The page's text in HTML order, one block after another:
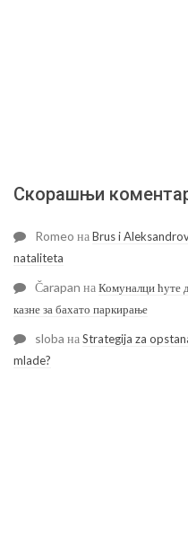
Скорашњи
Romeo наBrus i
nataliteta
Čarapan наКомуналци ћуте
казне за бахато паркирање
sloba наStrategija za
mlade?